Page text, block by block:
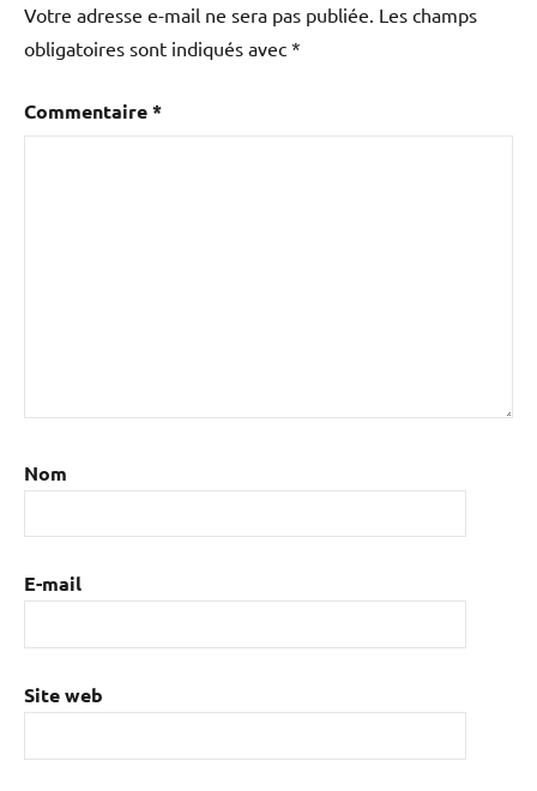
Votre adresse e-mail ne sera pas publiée. Les champs
obligatoires sont indiqués avec *
Commentaire*
Nom
E-mail
Site web